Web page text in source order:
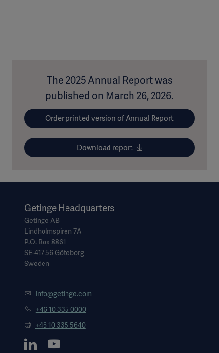
The 2025 Annual Report was
published on March 26, 2026.
Order printed version of Annual Report
Download report
Getinge Headquarters
Getinge AB
Lindholmspiren 7A
P.O. Box 8861
SE-417 56 Göteborg
Sweden
info@getinge.com
+46 10 335 0000
+46 10 335 5640